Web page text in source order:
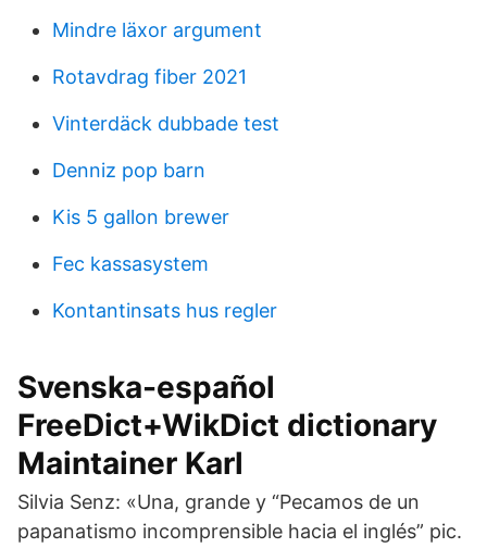
Mindre läxor argument
Rotavdrag fiber 2021
Vinterdäck dubbade test
Denniz pop barn
Kis 5 gallon brewer
Fec kassasystem
Kontantinsats hus regler
Svenska-español
FreeDict+WikDict dictionary
Maintainer Karl
Silvia Senz: «Una, grande y “Pecamos de un
papanatismo incomprensible hacia el inglés” pic.